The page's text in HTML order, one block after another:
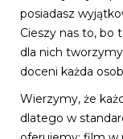
posiadasz
Cieszy nas to, bo
dla nich
doceni każda
Wierzymy, że
dlatego w